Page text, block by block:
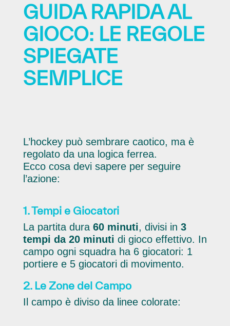
GUIDA RAPIDA AL
GIOCO: LE REGOLE
SPIEGATE
SEMPLICE
L’hockey può sembrare caotico, ma è
regolato da una logica ferrea.
Ecco cosa devi sapere per seguire
l’azione:
1. Tempi e Giocatori
La partita dura 60 minuti, divisi in 3
tempi da 20 minuti di gioco effettivo. In
campo ogni squadra ha 6 giocatori: 1
portiere e 5 giocatori di movimento.
2. Le Zone del Campo
Il campo è diviso da linee colorate: